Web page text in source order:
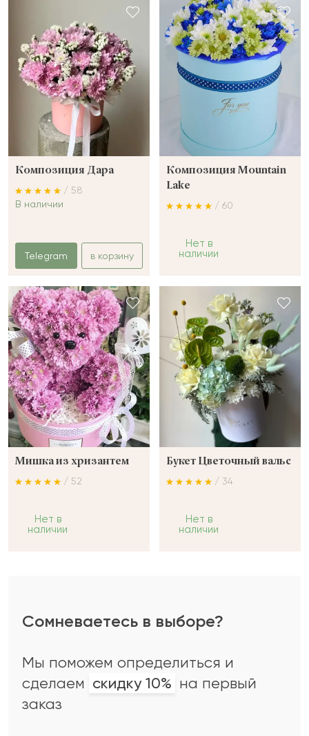
Композиция Дара
/ 58
В наличии
Telegram в корзину
Композиция Mountain
Lake
/ 60
Нет в
наличии
Мишка из хризантем
/ 52
Нет в
наличии
Букет Цветочный вальс
/ 34
Нет в
наличии
Сомневаетесь в выборе?
Мы поможем определиться и
сделаем скидку 10% на первый
заказ